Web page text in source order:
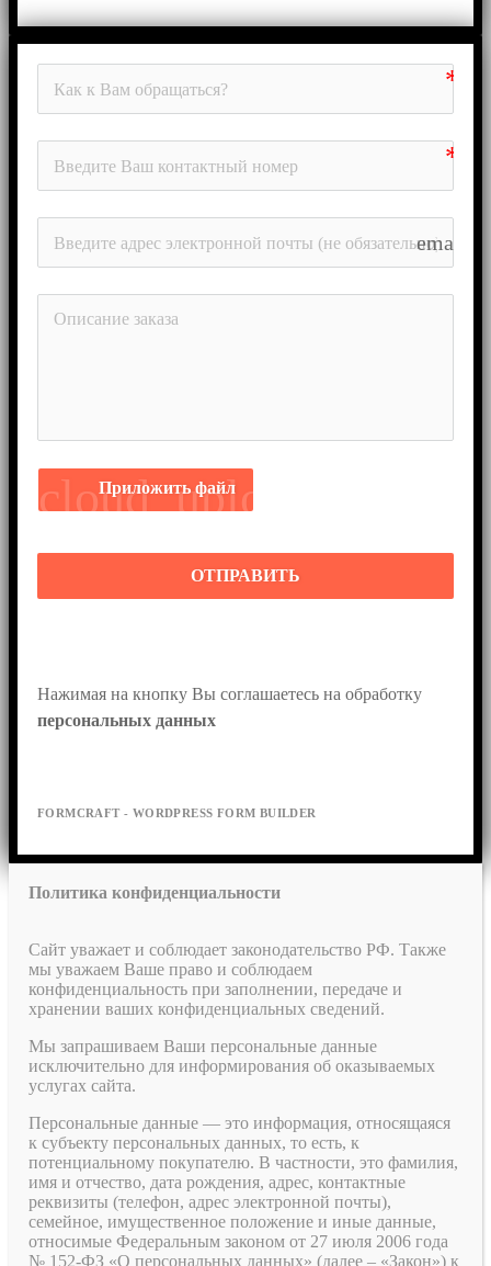
email
cloud_upload
Приложить файл
ОТПРАВИТЬ
персональных данных
FORMCRAFT - WORDPRESS FORM BUILDER
Политика конфиденциальности
Сайт уважает и соблюдает законодательство РФ. Также
мы уважаем Ваше право и соблюдаем
конфиденциальность при заполнении, передаче и
хранении ваших конфиденциальных сведений.
Мы запрашиваем Ваши персональные данные
исключительно для информирования об оказываемых
услугах сайта.
Персональные данные — это информация, относящаяся
к субъекту персональных данных, то есть, к
потенциальному покупателю. В частности, это фамилия,
имя и отчество, дата рождения, адрес, контактные
реквизиты (телефон, адрес электронной почты),
семейное, имущественное положение и иные данные,
относимые Федеральным законом от 27 июля 2006 года
№ 152-ФЗ «О персональных данных» (далее – «Закон») к